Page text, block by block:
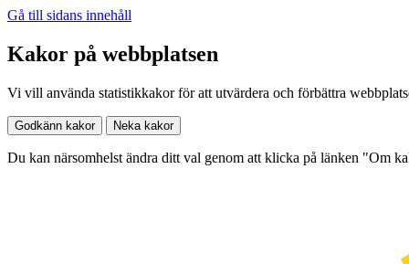
Gå till sidans innehåll
Kakor på webbplatsen
Vi vill använda statistikkakor för att utvärdera och förbättra
Godkänn kakor Neka kakor
Du kan närsomhelst ändra ditt val genom att klicka på länken "Om